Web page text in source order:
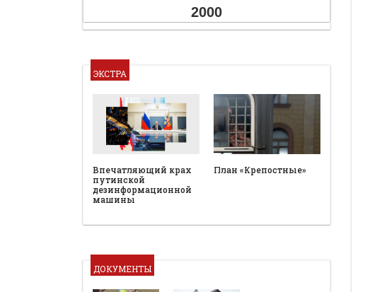
2000
ЭКСТРА
Впечатляющий крах
путинской
дезинформационной
машины
План «Крепостные»
ДОКУМЕНТЫ